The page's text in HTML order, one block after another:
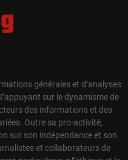
générales et d’analyses
sur le dynamisme de
des informations et des
Outre sa pro-activité,
sur son indépendance et son
et collaborateurs de